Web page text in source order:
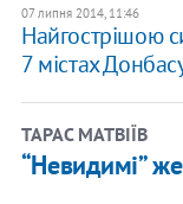
07 липня 2014, 11:46
Найгострішою
7 містах
ТАРАС МАТВІЇВ
“Невидимі”